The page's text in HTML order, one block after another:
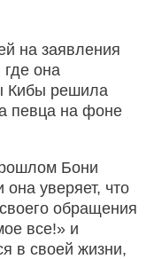
на заявления
она
Кибы решила
певца на фоне
Бони
она уверяет, что
обращения
все!» и
в своей жизни,